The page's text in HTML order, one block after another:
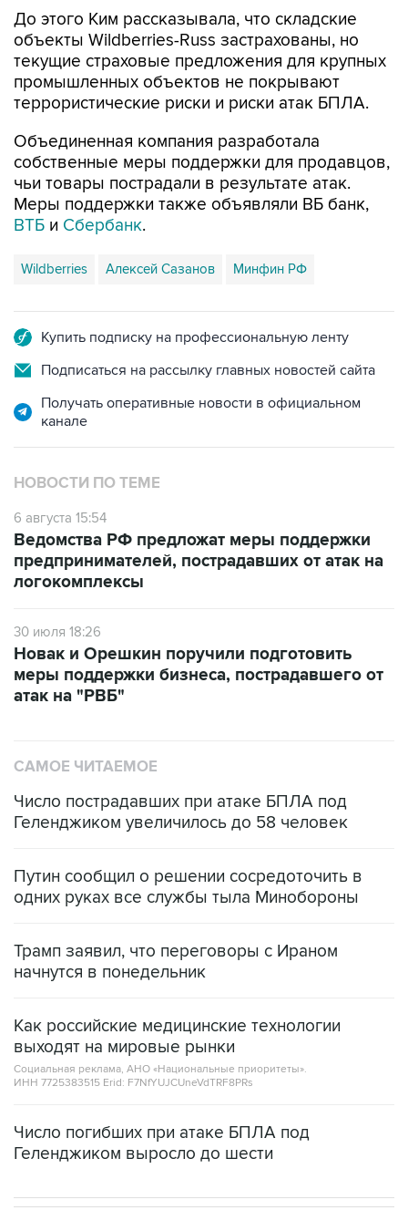
До этого Ким рассказывала, что складские
объекты Wildberries-Russ застрахованы, но
текущие страховые предложения для крупных
промышленных объектов не покрывают
террористические риски и риски атак БПЛА.
Объединенная компания разработала
собственные меры поддержки для продавцов,
чьи товары пострадали в результате атак.
Меры поддержки также объявляли ВБ банк,
ВТБ и Сбербанк.
Wildberries Алексей Сазанов Минфин РФ
Купить подписку на профессиональную ленту
Подписаться на рассылку главных новостей сайта
Получать оперативные новости в официальном
канале
НОВОСТИ ПО ТЕМЕ
6 августа 15:54
Ведомства РФ предложат меры поддержки
предпринимателей, пострадавших от атак на
логокомплексы
30 июля 18:26
Новак и Орешкин поручили подготовить
меры поддержки бизнеса, пострадавшего от
атак на "РВБ"
САМОЕ ЧИТАЕМОЕ
Число пострадавших при атаке БПЛА под
Геленджиком увеличилось до 58 человек
Путин сообщил о решении сосредоточить в
одних руках все службы тыла Минобороны
Трамп заявил, что переговоры с Ираном
начнутся в понедельник
Как российские медицинские технологии
выходят на мировые рынки
Социальная реклама, АНО «Национальные приоритеты».
ИНН 7725383515 Erid: F7NfYUJCUneVdTRF8PRs
Число погибших при атаке БПЛА под
Геленджиком выросло до шести